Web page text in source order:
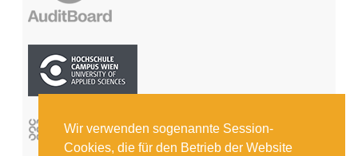
Wir verwenden sogenannte Session-
Cookies, die für den Betrieb der Website